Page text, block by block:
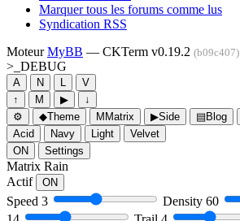
Marquer tous les forums comme lus
Syndication RSS
MoteurMyBB — CKTerm v0.19.2 (b09c407)
>_ DEBUG
A N L
V
↑
M ▶
↓
⚙
◆Theme M Matrix ▶Side ▤Blog
Acid
Navy Light
Velvet
ON
Settings
Matrix Rain
Actif
ON
Speed 3 Density 60